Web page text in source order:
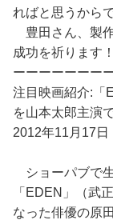
ればと思うから
豊田さん、製
成功を祈ります
ーーーーーーー
注目映画紹介:「
を山本太郎主演
2012年11月17日
ショーパブで
「EDEN」（武
なった俳優の原